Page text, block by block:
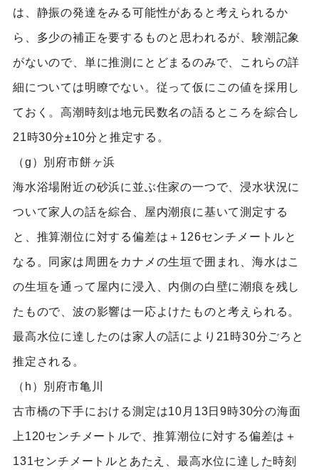
は、静振の発達をみる可能性があると考えられるか
ら、多少の補正を要するものと思われるが、験潮記象
がないので、単に推測にとどまるのみで、これらの詳
細については明瞭でない。従って仮にこの値を採用し
ておく。高潮時刻は地元民数名の語るところを綜合し
21時30分±10分と推定する。
（g）別府市餅ヶ浜
海水浴場附近の砂浜に並ぶ住家の一つで、浸水状況に
ついて家人の話を綜合、屋内潮痕に基いて測定する
と、推算潮位に対する偏差は＋126センチメートルと
なる。同家は周囲をカナメの生垣で囲まれ、海水はこ
の生垣を通って屋内に浸入、内側の白壁に潮痕を残し
たもので、波の影響は一応よけたものと考えられる。
最高水位に達したのは家人の話により21時30分ごろと
推定される。
（h）別府市亀川
古市橋の下手における測定は10月13日9時30分の海面
上120センチメートルで、推算潮位に対する偏差は＋
131センチメートルとあたえ、最高水位に達した時刻